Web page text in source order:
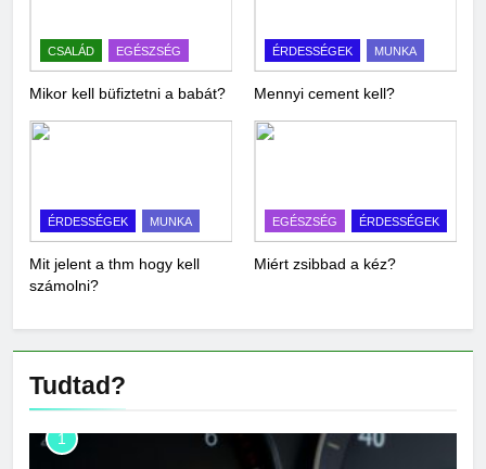
CSALÁD EGÉSZSÉG
Mikor kell büfiztetni a babát?
ÉRDESSÉGEK MUNKA
Mennyi cement kell?
ÉRDESSÉGEK MUNKA
Mit jelent a thm hogy kell
számolni?
EGÉSZSÉG ÉRDESSÉGEK
Miért zsibbad a kéz?
Tudtad?
1